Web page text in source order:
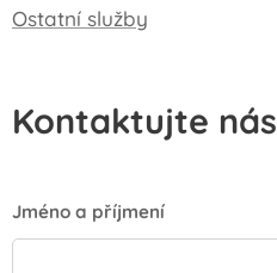
Ostatní služby
Kontaktujte nás
Jméno a příjmení